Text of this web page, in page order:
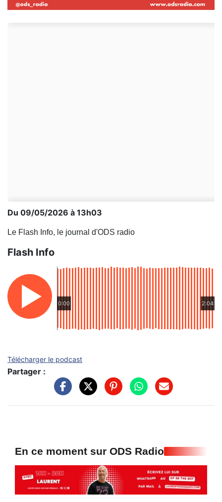
Du 09/05/2026 à 13h03
Le Flash Info, le journal d'ODS radio
Flash Info
0:00 2:04
Télécharger le podcast
Partager :
En ce moment sur ODS Radio